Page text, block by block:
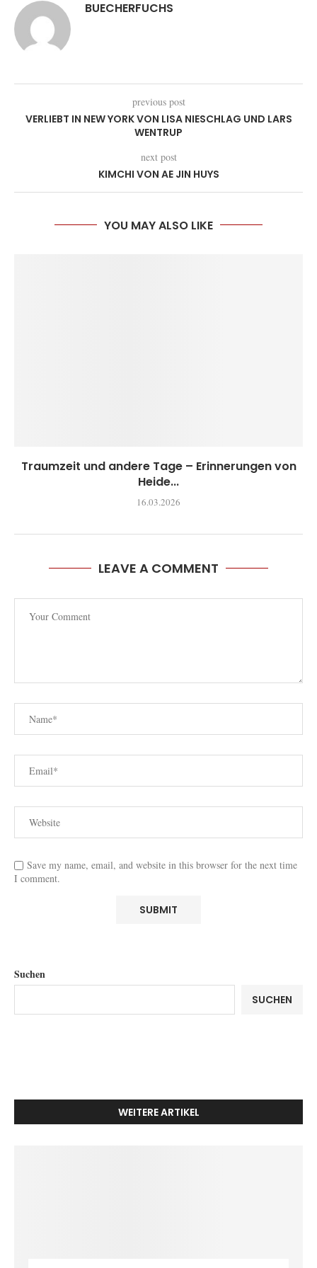
BUECHERFUCHS
previous post
VERLIEBT IN NEW YORK VON LISA NIESCHLAG UND LARS
WENTRUP
next post
KIMCHI VON AE JIN HUYS
YOU MAY ALSO LIKE
Traumzeit und andere Tage – Erinnerungen von
Heide...
16.03.2026
LEAVE A COMMENT
Save my name, email, and website in this browser for the next time
I comment.
Suchen
SUCHEN
WEITERE ARTIKEL